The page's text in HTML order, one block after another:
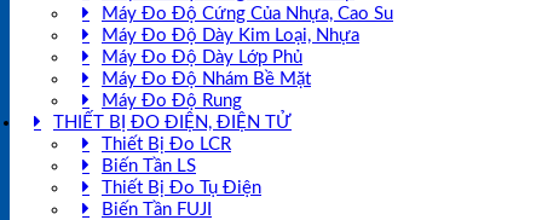
Máy Đo Độ Cứng Của Nhựa, Cao Su
Máy Đo Độ Dày Kim Loại, Nhựa
Máy Đo Độ Dày Lớp Phủ
Máy Đo Độ Nhám Bề Mặt
Máy Đo Độ Rung
THIẾT BỊ ĐO ĐIỆN, ĐIỆN TỬ
Thiết Bị Đo LCR
Biến Tần LS
Thiết Bị Đo Tụ Điện
Biến Tần FUJI